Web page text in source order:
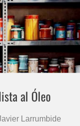
al Óleo
Larrumbide